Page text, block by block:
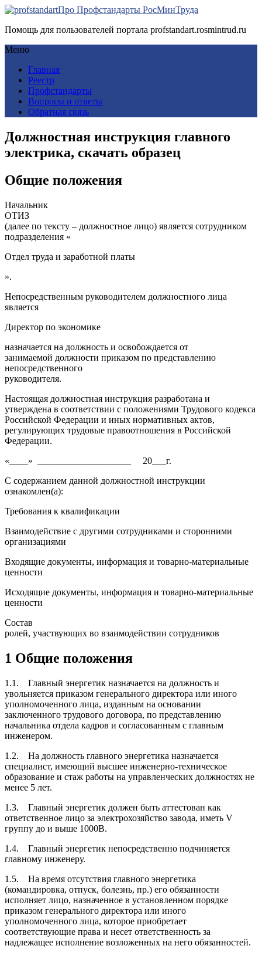
Про Профстандарты РосМинТруда
Помощь для пользователей портала profstandart.rosmintrud.ru
Меню
Главная
Реестр
Профстандарты
Вопросы и ответы
Обратная связь
Должностная инструкция главного
электрика, скачать образец
Общие положения
Начальник
ОТИЗ
(далее по тексту – должностное лицо) является сотрудником
подразделения «
Отдел труда и заработной платы
».
Непосредственным руководителем должностного лица
является
Директор по экономике
назначается на должность и освобождается от
занимаемой должности приказом по представлению
непосредственного
руководителя.
Настоящая должностная инструкция разработана и
утверждена в соответствии с положениями Трудового кодекса
Российской Федерации и иных нормативных актов,
регулирующих трудовые правоотношения в Российской
Федерации.
«____» ____________________ 20___г.
С содержанием данной должностной инструкции
ознакомлен(а):
Требования к квалификации
Взаимодействие с другими сотрудниками и сторонними
организациями
Входящие документы, информация и товарно-материальные
ценности
Исходящие документы, информация и товарно-материальные
ценности
Состав
ролей, участвующих во взаимодействии сотрудников
1 Общие положения
1.1. Главный энергетик назначается на должность и
увольняется приказом генерального директора или иного
уполномоченного лица, изданным на основании
заключенного трудового договора, по представлению
начальника отдела кадров и согласованным с главным
инженером.
1.2. На должность главного энергетика назначается
специалист, имеющий высшее инженерно-техническое
образование и стаж работы на управленческих должностях не
менее 5 лет.
1.3. Главный энергетик должен быть аттестован как
ответственное лицо за электрохозяйство завода, иметь V
группу до и выше 1000В.
1.4. Главный энергетик непосредственно подчиняется
главному инженеру.
1.5. На время отсутствия главного энергетика
(командировка, отпуск, болезнь, пр.) его обязанности
исполняет лицо, назначенное в установленном порядке
приказом генерального директора или иного
уполномоченного лица, которое приобретает
соответствующие права и несет ответственность за
надлежащее исполнение возложенных на него обязанностей.